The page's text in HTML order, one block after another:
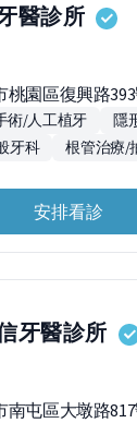
醫診所
桃園區復興路
術/人工植牙
隱
牙科 根管治療/
安排看診
牙醫診所
南屯區大墩路